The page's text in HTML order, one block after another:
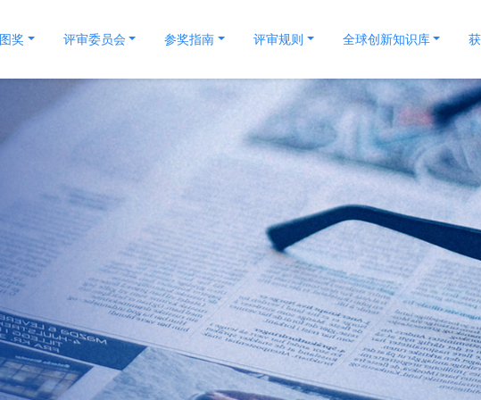
关于蓝图奖 评审委员会 参奖指南 评审规则